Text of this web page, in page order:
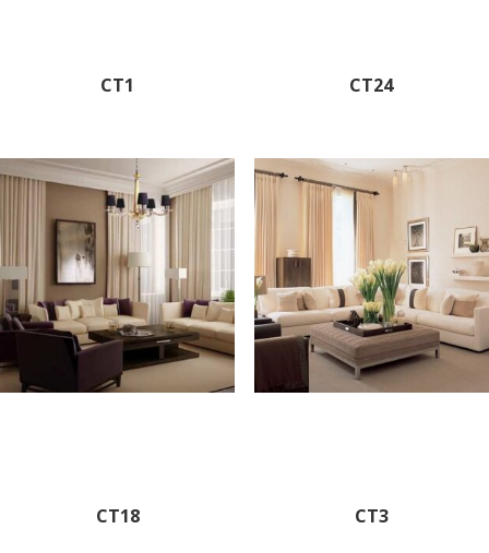
CT1 CT24
CT18 CT3